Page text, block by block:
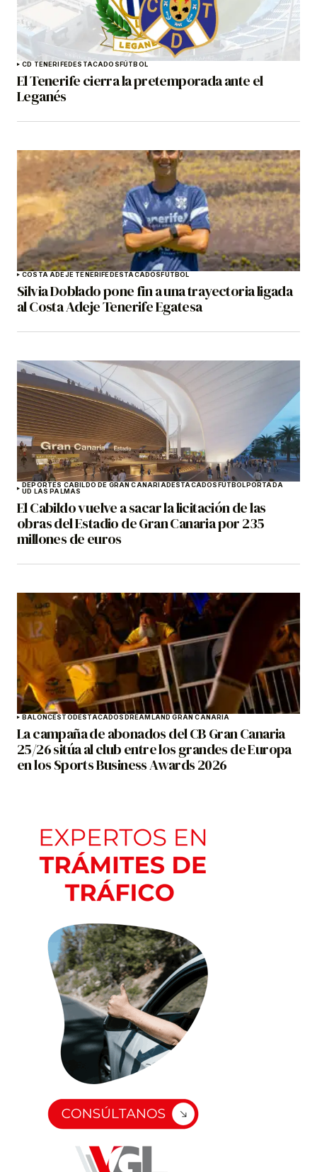
CD TENERIFEDESTACADOSFÚTBOL
El Tenerife cierra la pretemporada ante el
Leganés
COSTA ADEJE TENERIFEDESTACADOSFÚTBOL
Silvia Doblado pone fin a una trayectoria ligada
al Costa Adeje Tenerife Egatesa
DEPORTES CABILDO DE GRAN CANARIADESTACADOSFÚTBOLPORTADA
UD LAS PALMAS
El Cabildo vuelve a sacar la licitación de las
obras del Estadio de Gran Canaria por 235
millones de euros
BALONCESTODESTACADOSDREAMLAND GRAN CANARIA
La campaña de abonados del CB Gran Canaria
25/26 sitúa al club entre los grandes de Europa
en los Sports Business Awards 2026